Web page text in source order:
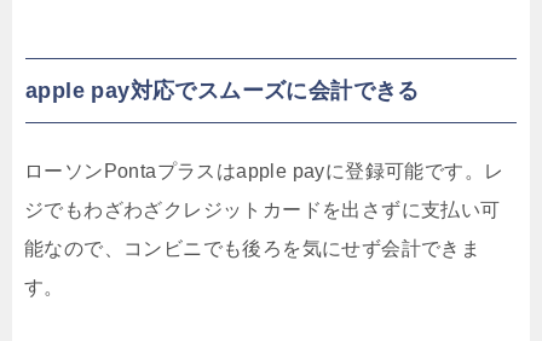
apple pay対応でスムーズに会計できる
ローソンPontaプラスはapple payに登録可能です。レ
ジでもわざわざクレジットカードを出さずに支払い可
能なので、コンビニでも後ろを気にせず会計できま
す。